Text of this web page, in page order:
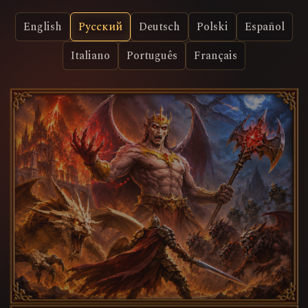
English Русский Deutsch Polski
Español
Italiano
Português Français